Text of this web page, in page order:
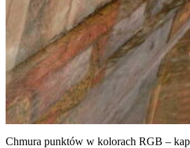
Chmura punktów w kolorach RGB –